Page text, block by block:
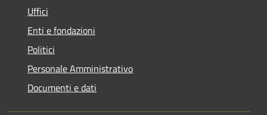
Uffici
Enti e fondazioni
Politici
Personale Amministrativo
Documenti e dati